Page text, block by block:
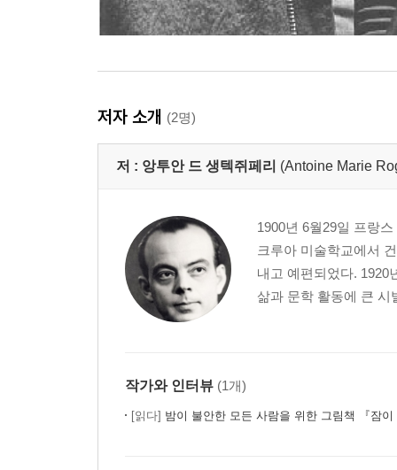
저자 소개 (2명)
저 : 앙투안 드 생텍쥐페리 (Antoine Marie
1900년 6월29일 프랑
크루아 미술학교에서
내고 예편되었다. 1920
삶과 문학 활동에 큰 시
작가와 인터뷰 (1개)
[읽다] 밤이 불안한 모든 사람을 위한 그림책 『잠이 달아